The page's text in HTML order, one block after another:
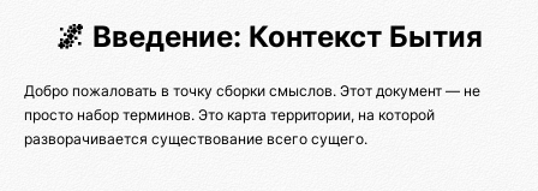
🌌 Введение: Контекст Бытия
Добро пожаловать в точку сборки смыслов. Этот документ — не
просто набор терминов. Это карта территории, на которой
разворачивается существование всего сущего.